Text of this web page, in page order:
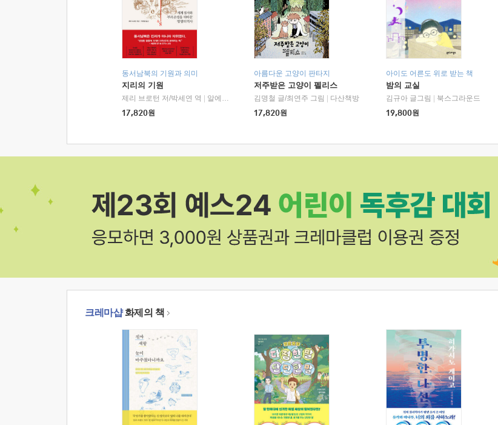
동서남북의 기원과 의미
지리의 기원
제리 브로턴 저/박세연 역
알에이치코리아(RHK)
17,820원
아름다운 고양이 판타지
저주받은 고양이 펠리스
김명철 글/최연주 그림
다산책방
17,820원
아이도 어른도 위로 받는 책
밤의 교실
김규아 글그림
북스그라운드
19,800원
크레마샵화제의 책